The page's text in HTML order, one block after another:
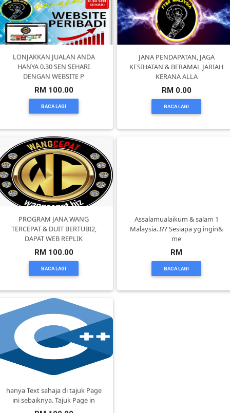
LONJAKKAN JUALAN ANDA
HANYA 0.30 SEN SEHARI
DENGAN WEBSITE P
RM 100.00
BACA LAGI
JANA PENDAPATAN, JAGA
KESIHATAN & BERAMAL JARIAH
KERANA ALLA
RM 0.00
BACA LAGI
PROGRAM JANA WANG
TERCEPAT & DUIT BERTUBI2,
DAPAT WEB REPLIK
RM 100.00
BACA LAGI
Assalamualaikum & salam 1
Malaysia..!?? Sesiapa yg ingin&
me
RM
BACA LAGI
hanya Text sahaja di tajuk Page
ini sebaiknya. Tajuk Page in
KELANTAN(22)
PERAK(41)
NEGERI
SEMBILAN(10)
TERENGGANU(12)
SABAH(0)
SARAWAK(2)
JOHOR(8)
MELAKA(53)
PENANG(2)
PERLIS(6)
KUALA
LUMPUR(16)